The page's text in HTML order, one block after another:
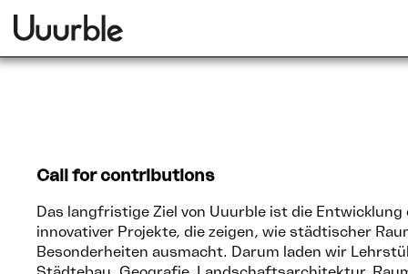
Call for contributions
Das langfristige Ziel von Uuurble ist die
innovativer Projekte, die zeigen, wie städtischer
Besonderheiten ausmacht. Darum laden wir